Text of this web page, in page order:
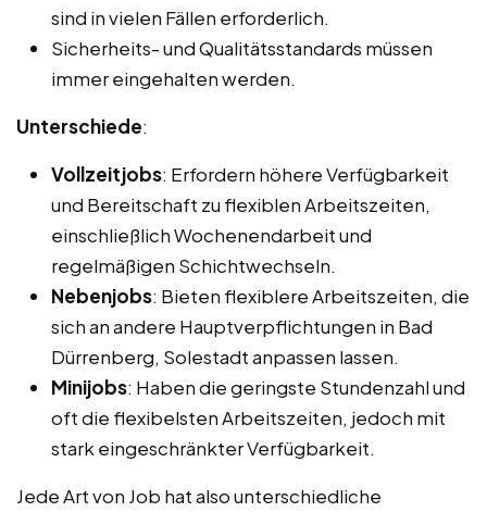
sind in vielen Fällen erforderlich.
Sicherheits- und Qualitätsstandards müssen
immer eingehalten werden.
Unterschiede:
Vollzeitjobs: Erfordern höhere Verfügbarkeit
und Bereitschaft zu flexiblen Arbeitszeiten,
einschließlich Wochenendarbeit und
regelmäßigen Schichtwechseln.
Nebenjobs: Bieten flexiblere Arbeitszeiten, die
sich an andere Hauptverpflichtungen in Bad
Dürrenberg, Solestadt anpassen lassen.
Minijobs: Haben die geringste Stundenzahl und
oft die flexibelsten Arbeitszeiten, jedoch mit
stark eingeschränkter Verfügbarkeit.
Jede Art von Job hat also unterschiedliche